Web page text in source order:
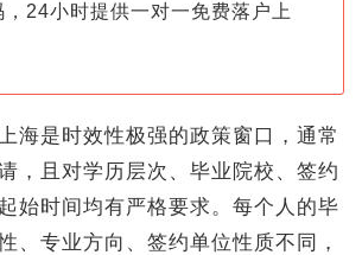
24小时提供一对一免费落户上
是时效性极强的政策窗口，通常
，且对学历层次、毕业院校、签约
始时间均有严格要求。每个人的毕
、专业方向、签约单位性质不同，